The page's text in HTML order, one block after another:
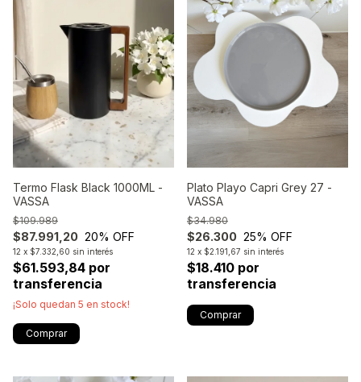
Termo Flask Black 1000ML -
VASSA
$87.991,20
$109.989
20% OFF
12 x $7.332,60 sin interés
$61.593,84 por
transferencia
¡Solo quedan 5 en stock!
Plato Playo Capri Grey 27 -
VASSA
$26.300
$34.980
25% OFF
12 x $2.191,67 sin interés
$18.410 por
transferencia